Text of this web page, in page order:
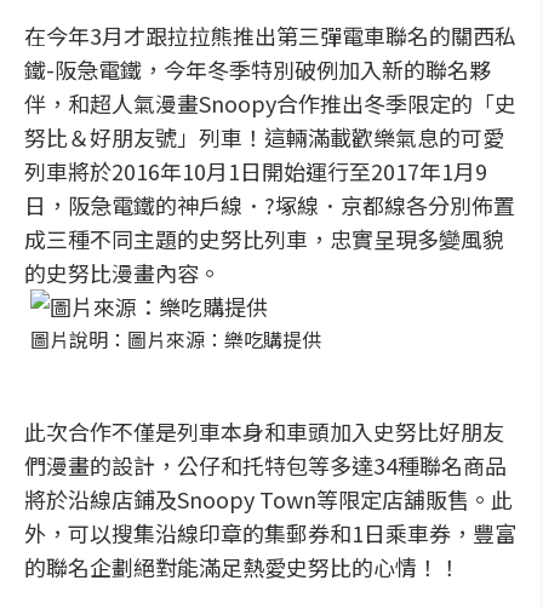
在今年3月才跟拉拉熊推出第三彈電車聯名的關西私
鐵-阪急電鐵，今年冬季特別破例加入新的聯名夥
伴，和超人氣漫畫Snoopy合作推出冬季限定的「史
努比＆好朋友號」列車！這輛滿載歡樂氣息的可愛
列車將於2016年10月1日開始運行至2017年1月9
日，阪急電鐵的神戶線．?塚線．京都線各分別佈置
成三種不同主題的史努比列車，忠實呈現多變風貌
的史努比漫畫內容。
圖片說明：圖片來源：樂吃購提供
此次合作不僅是列車本身和車頭加入史努比好朋友
們漫畫的設計，公仔和托特包等多達34種聯名商品
將於沿線店鋪及Snoopy Town等限定店舖販售。此
外，可以搜集沿線印章的集郵券和1日乘車券，豐富
的聯名企劃絕對能滿足熱愛史努比的心情！！